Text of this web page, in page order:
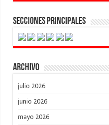
Secciones Principales
Archivo
julio 2026
junio 2026
mayo 2026